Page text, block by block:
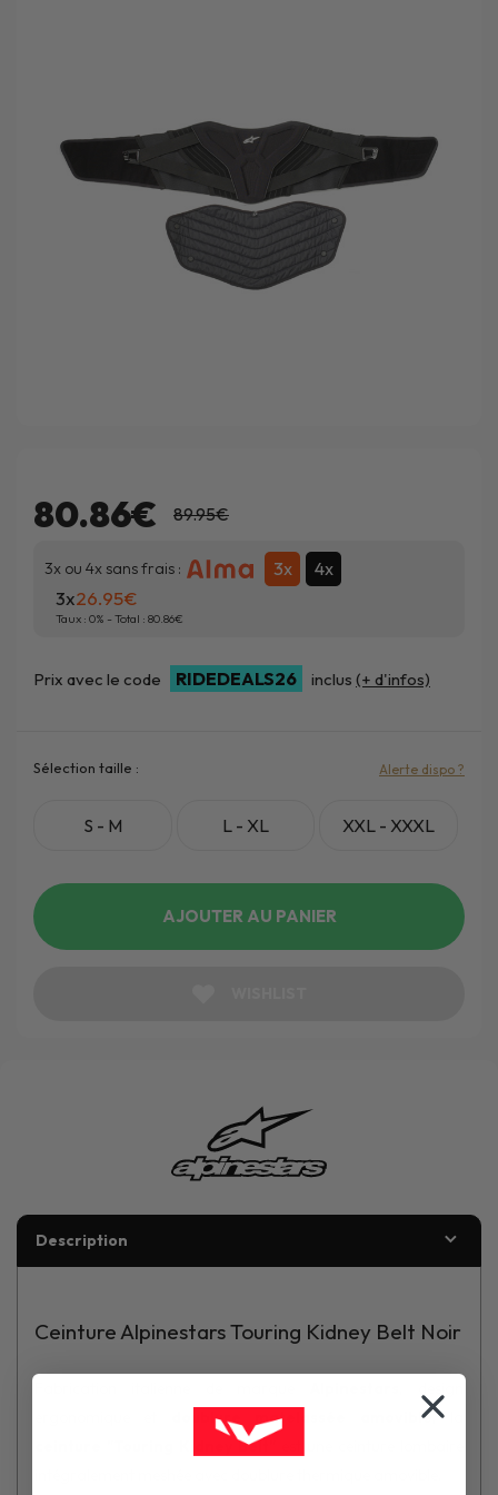
80.86€ 89.95€
3x ou 4x sans frais : 3x 4x
3x26.95
Taux : 0% - Total : 80.86
Prix avec le code RIDEDEALS26 inclus (+ d'infos)
Sélection taille :
S - M L - XL XXL - XXXL
Alerte dispo ?
AJOUTER AU PANIER
Description
Ceinture Alpinestars Touring Kidney Belt Noir
doublure matelassée amovible, la
ceinture "Touring Kidney Belt"